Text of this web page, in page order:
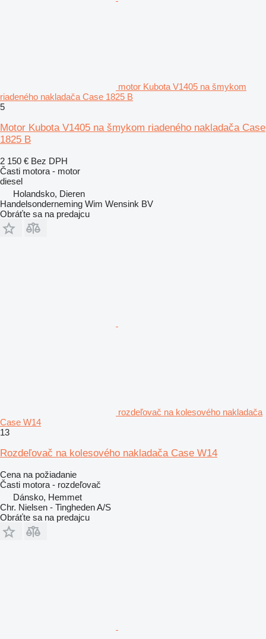
motor Kubota V1405 na šmykom
riadeného nakladača Case 1825 B
5
Motor Kubota V1405 na šmykom riadeného nakladača Case
1825 B
2 150 € Bez DPH
Časti motora - motor
diesel
Holandsko, Dieren
Handelsonderneming Wim Wensink BV
Obráťte sa na predajcu
rozdeľovač na kolesového nakladača
Case W14
13
Rozdeľovač na kolesového nakladača Case W14
Cena na požiadanie
Časti motora - rozdeľovač
Dánsko, Hemmet
Chr. Nielsen - Tingheden A/S
Obráťte sa na predajcu